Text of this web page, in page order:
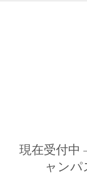
現在受付中
ャンパ